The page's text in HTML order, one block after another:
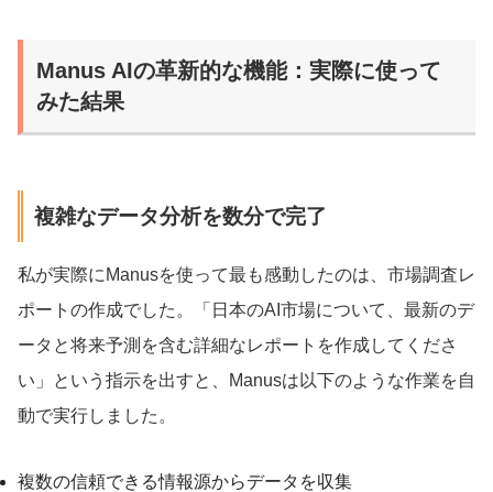
Manus AIの革新的な機能：実際に使って
みた結果
複雑なデータ分析を数分で完了
私が実際にManusを使って最も感動したのは、市場調査レ
ポートの作成でした。「日本のAI市場について、最新のデ
ータと将来予測を含む詳細なレポートを作成してくださ
い」という指示を出すと、Manusは以下のような作業を自
動で実行しました。
複数の信頼できる情報源からデータを収集